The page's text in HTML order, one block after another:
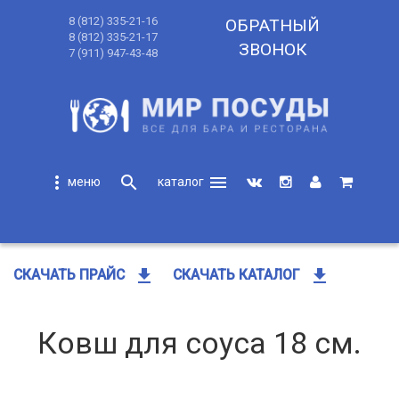
8 (812) 335-21-16
8 (812) 335-21-17
7 (911) 947-43-48
ОБРАТНЫЙ
ЗВОНОК
more_vert search
menu
СКАЧАТЬ ПРАЙС get_app СКАЧАТЬ КАТАЛОГ get_app
Ковш для соуса 18 см.